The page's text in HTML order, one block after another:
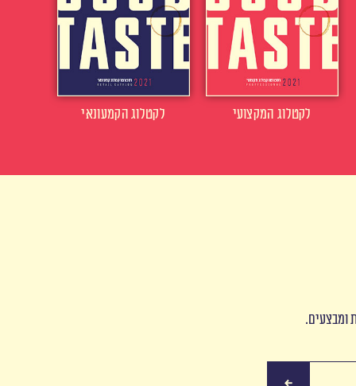
לקטלוג הקמעונאי לקטלוג המקצועי
ומבצעים.